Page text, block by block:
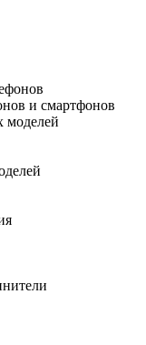
и смартфонов
моделей